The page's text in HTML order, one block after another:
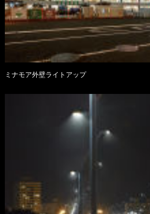
ミナモア外壁ライトアップ